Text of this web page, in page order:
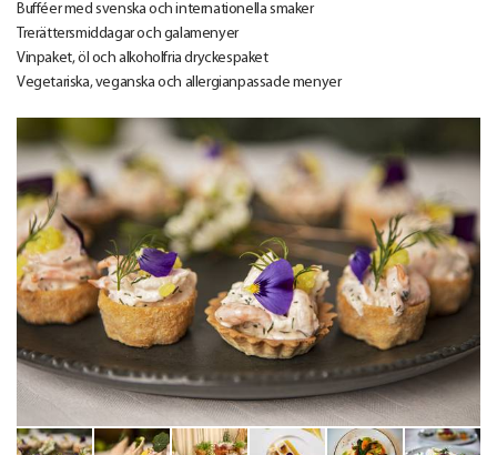
Bufféer med svenska och internationella smaker
Trerättersmiddagar och galamenyer
Vinpaket, öl och alkoholfria dryckespaket
Vegetariska, veganska och allergianpassade menyer